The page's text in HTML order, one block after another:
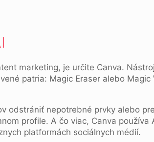
marketing, je určite Canva.
patria: Magic Eraser alebo
odstrániť nepotrebné prvky alebo
profile. A čo viac, Canva používa
platformách sociálnych médií.